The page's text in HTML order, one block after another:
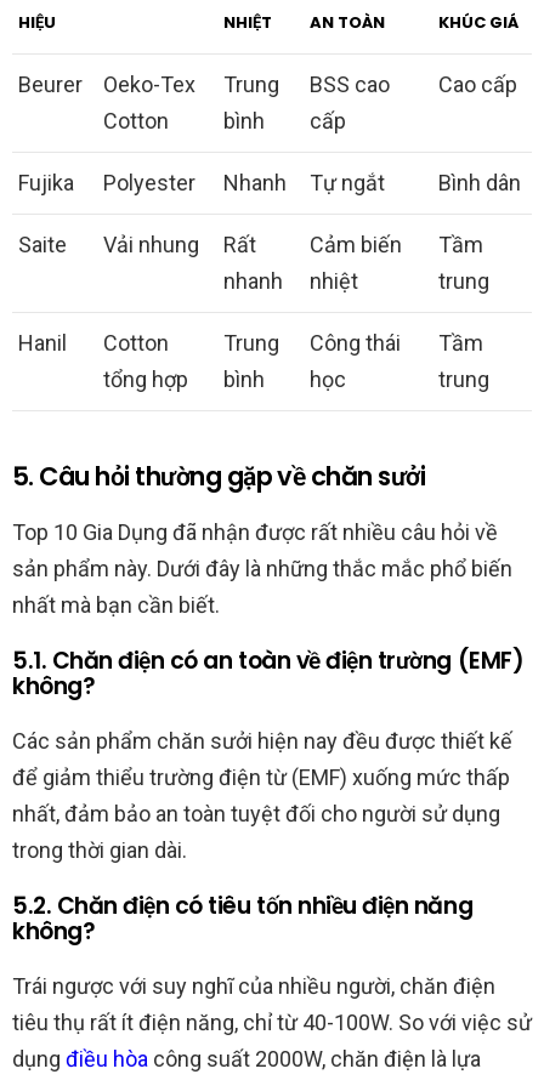
HIỆU
NHIỆT
AN TOÀN
KHÚC GIÁ
Beurer
Oeko-Tex
Cotton
Trung
bình
BSS cao
cấp
Cao cấp
Fujika Polyester Nhanh Tự ngắt Bình dân
Saite Vải nhung
Rất
nhanh
Cảm biến
nhiệt
Tầm
trung
Hanil
Cotton
tổng hợp
Trung
bình
Công thái
học
Tầm
trung
5. Câu hỏi thường gặp về chăn sưởi
Top 10 Gia Dụng đã nhận được rất nhiều câu hỏi về
sản phẩm này. Dưới đây là những thắc mắc phổ biến
nhất mà bạn cần biết.
5.1. Chăn điện có an toàn về điện trường (EMF)
không?
Các sản phẩm chăn sưởi hiện nay đều được thiết kế
để giảm thiểu trường điện từ (EMF) xuống mức thấp
nhất, đảm bảo an toàn tuyệt đối cho người sử dụng
trong thời gian dài.
5.2. Chăn điện có tiêu tốn nhiều điện năng
không?
Trái ngược với suy nghĩ của nhiều người, chăn điện
tiêu thụ rất ít điện năng, chỉ từ 40-100W. So với việc sử
dụng điều hòa công suất 2000W, chăn điện là lựa